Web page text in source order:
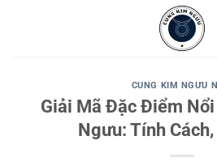
CUNG KIM NGƯU
Giải Mã Đặc Điểm
Ngưu: Tính